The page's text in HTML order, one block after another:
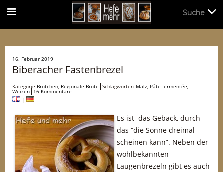
16. Februar 2019
Biberacher Fastenbrezel
Kategorie Brötchen, Regionale Brote Schlagwörter: Malz, Pâte fermentée,
Weizen 16 Kommentare
|
Es ist das Gebäck, durch
das “die Sonne dreimal
scheinen kann”. Neben der
wohlbekannten
Laugenbrezeln gibt es auch
Suche
Suche